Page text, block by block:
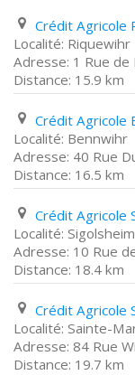
Riquewihr
1 Rue de
15.9 km
Bennwihr
40 Rue
16.5 km
Sigolsheim
10 Rue
18.4 km
Sainte-
84 Rue
19.7 km